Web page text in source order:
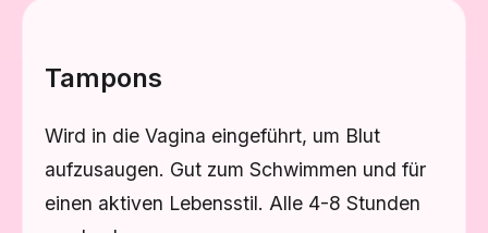
Tampons
Wird in die Vagina eingeführt, um Blut
aufzusaugen. Gut zum Schwimmen und für
einen aktiven Lebensstil. Alle 4-8 Stunden